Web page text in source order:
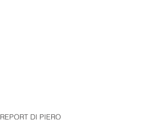
REPORT DI PIERO